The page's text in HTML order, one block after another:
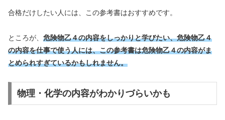
合格だけしたい人には、この参考書はおすすめです。
ところが、 危険物乙４の内容をしっかりと学びたい、危険物乙４
の内容を仕事で使う人には、この参考書は危険物乙４の内容がま
とめられすぎているかもしれません。
物理・化学の内容がわかりづらいかも